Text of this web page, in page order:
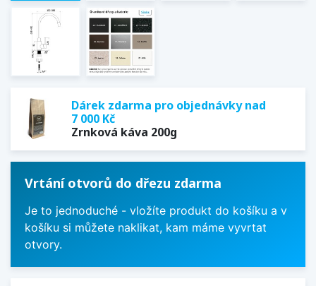
Dárek zdarma pro objednávky nad
7 000 Kč
Zrnková káva 200g
Vrtání otvorů do dřezu zdarma
Je to jednoduché - vložíte produkt do košíku a v
košíku si můžete naklikat, kam máme vyvrtat
otvory.